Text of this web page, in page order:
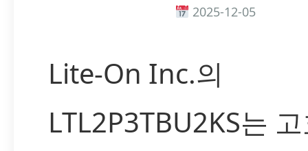
2025-12-05
Lite-On Inc.의
LTL2P3TBU2KS는